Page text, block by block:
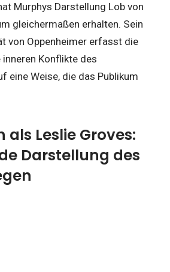
Murphys Darstellung Lob von
gleichermaßen erhalten. Sein
von Oppenheimer erfasst die
Konflikte des
eine Weise, die das Publikum
Leslie Groves:
Darstellung des